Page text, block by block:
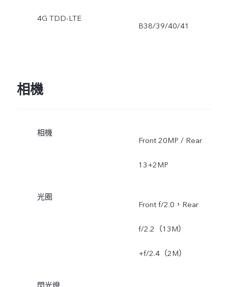
4G TDD-LTE
B38/39/40/41
相機
相機
Front 20MP / Rear
13+2MP
光圈
Front f/2.0，Rear
f/2.2（13M）
+f/2.4（2M）